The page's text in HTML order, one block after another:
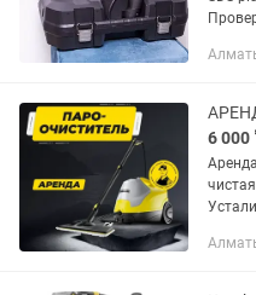
входит: -
6 000